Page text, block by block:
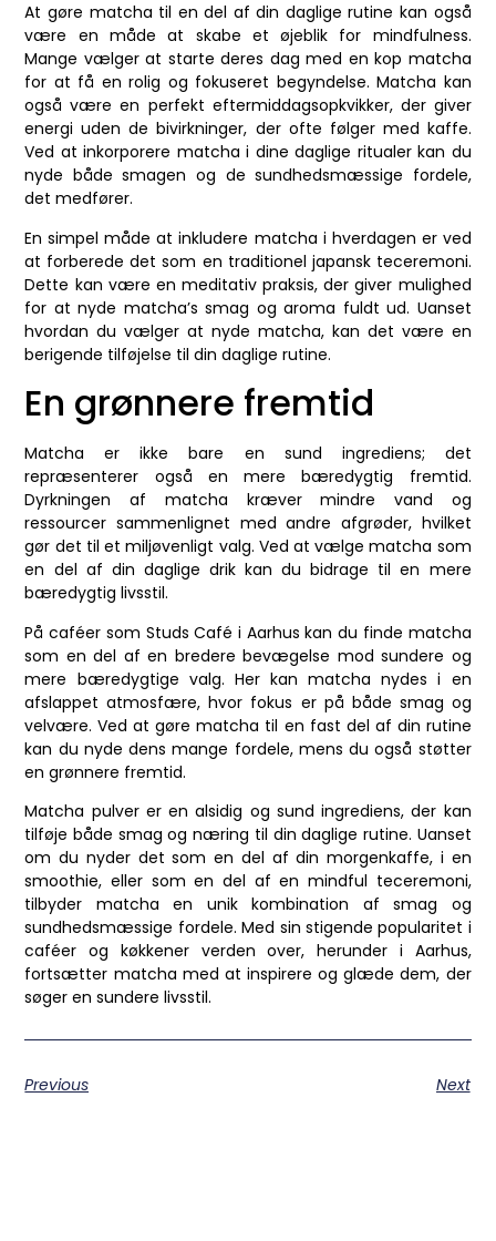
At gøre matcha til en del af din daglige rutine kan også
være en måde at skabe et øjeblik for mindfulness.
Mange vælger at starte deres dag med en kop matcha
for at få en rolig og fokuseret begyndelse. Matcha kan
også være en perfekt eftermiddagsopkvikker, der giver
energi uden de bivirkninger, der ofte følger med kaffe.
Ved at inkorporere matcha i dine daglige ritualer kan du
nyde både smagen og de sundhedsmæssige fordele,
det medfører.
En simpel måde at inkludere matcha i hverdagen er ved
at forberede det som en traditionel japansk teceremoni.
Dette kan være en meditativ praksis, der giver mulighed
for at nyde matcha’s smag og aroma fuldt ud. Uanset
hvordan du vælger at nyde matcha, kan det være en
berigende tilføjelse til din daglige rutine.
En grønnere fremtid
Matcha er ikke bare en sund ingrediens; det
repræsenterer også en mere bæredygtig fremtid.
Dyrkningen af matcha kræver mindre vand og
ressourcer sammenlignet med andre afgrøder, hvilket
gør det til et miljøvenligt valg. Ved at vælge matcha som
en del af din daglige drik kan du bidrage til en mere
bæredygtig livsstil.
På caféer som Studs Café i Aarhus kan du finde matcha
som en del af en bredere bevægelse mod sundere og
mere bæredygtige valg. Her kan matcha nydes i en
afslappet atmosfære, hvor fokus er på både smag og
velvære. Ved at gøre matcha til en fast del af din rutine
kan du nyde dens mange fordele, mens du også støtter
en grønnere fremtid.
Matcha pulver er en alsidig og sund ingrediens, der kan
tilføje både smag og næring til din daglige rutine. Uanset
om du nyder det som en del af din morgenkaffe, i en
smoothie, eller som en del af en mindful teceremoni,
tilbyder matcha en unik kombination af smag og
sundhedsmæssige fordele. Med sin stigende popularitet i
caféer og køkkener verden over, herunder i Aarhus,
fortsætter matcha med at inspirere og glæde dem, der
søger en sundere livsstil.
Previous Next